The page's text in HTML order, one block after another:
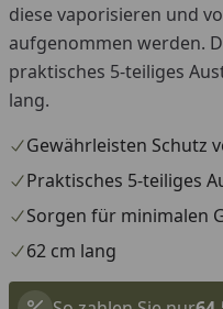
diese vaporisieren und
aufgenommen werden.
praktisches 5-teiliges
lang.
Gewährleisten Schutz
Praktisches 5-teiliges
Sorgen für minimalen
62 cm lang